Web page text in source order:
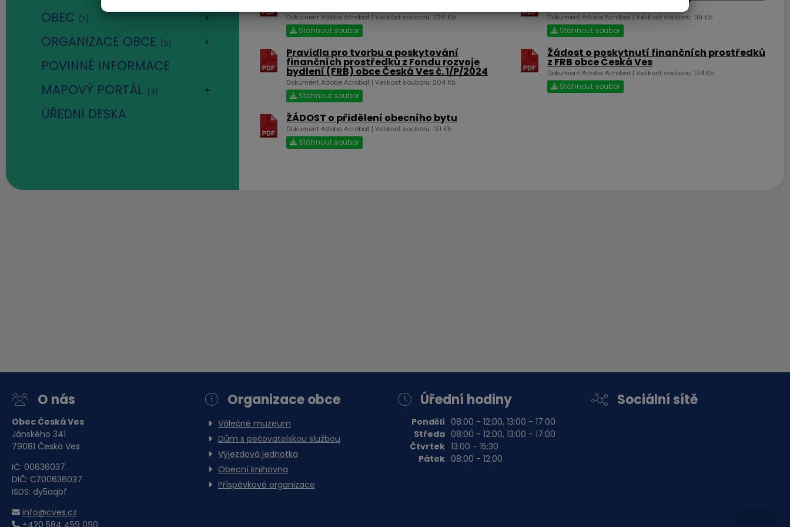
OBEC (7)
ORGANIZACE OBCE (9)
POVINNÉ INFORMACE
MAPOVÝ PORTÁL
(3)
ÚŘEDNÍ DESKA
Dokument Adobe Acrobat | Velikost souboru: 706 Kb
Stáhnout soubor
Dokument Adobe Acrobat | Velikost souboru: 119 Kb
Stáhnout soubor
Pravidla pro tvorbu a poskytování
finančních prostředků z Fondu rozvoje
bydlení (FRB) obce Česká Ves č. 1/P/2024
Dokument Adobe Acrobat | Velikost souboru: 204 Kb
Stáhnout soubor
Žádost o poskytnutí finančních prostředků
z FRB obce Česká Ves
Dokument Adobe Acrobat | Velikost souboru: 134 Kb
Stáhnout soubor
ŽÁDOST o přidělení obecního bytu
Dokument Adobe Acrobat | Velikost souboru: 191 Kb
Stáhnout soubor
O nás
Obec Česká Ves
Jánského 341
79081 Česká Ves
IČ: 00636037
DIČ: CZ00636037
ISDS: dy5aqbf
info@cves.cz
Organizace obce
Válečné muzeum
Dům s pečovatelskou službou
Výjezdová jednotka
Obecní knihovna
Příspěvkové organizace
Úřední hodiny
Pondělí
Středa
Čtvrtek
Pátek
08:00 - 12:00, 13:00 - 17:00
08:00 - 12:00, 13:00 - 17:00
13:00 - 15:30
08:00 - 12:00
Sociální sítě